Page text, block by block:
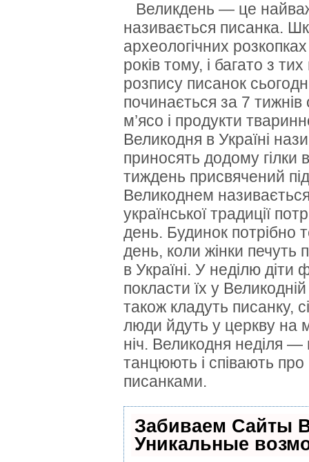
Великдень — це
називається писанка.
археологічних
років тому, і багато з
розпису писанок
починається за 7
м’ясо і продукти
Великодня в Україні
приносять додому гілки
тиждень присвячений
Великоднем
української традиції
день. Будинок потрібно
день, коли жінки печуть
в Україні. У неділю діти
покласти їх у
також кладуть писанку,
люди йдуть у церкву на
ніч. Великодня неділя —
танцюють і співають
писанками.
Забиваем Сайты
Уникальные